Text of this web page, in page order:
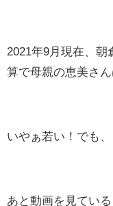
2021年9月現在、朝
算で母親の恵美さん
いやぁ若い！でも
あと動画を見てい